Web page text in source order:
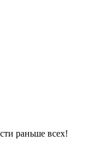
раньше всех!